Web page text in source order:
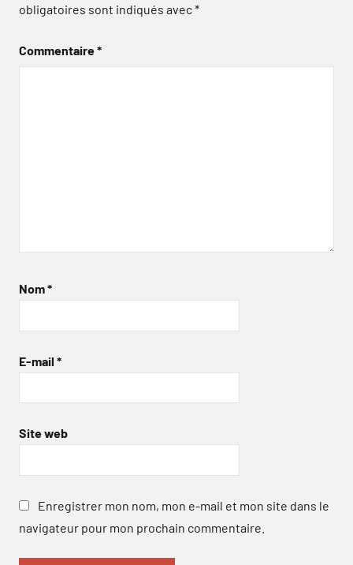
obligatoires sont indiqués avec*
Commentaire*
Nom*
E-mail *
Site web
Enregistrer mon nom, mon e-mail et mon site dans le
navigateur pour mon prochain commentaire.